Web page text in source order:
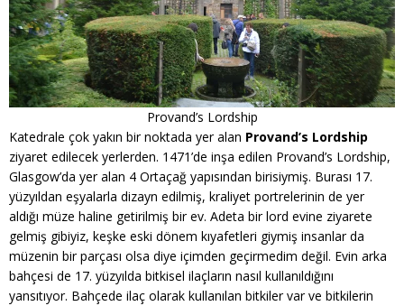
Provand’s Lordship
Katedrale çok yakın bir noktada yer alan Provand’s Lordship
ziyaret edilecek yerlerden. 1471’de inşa edilen Provand’s Lordship,
Glasgow’da yer alan 4 Ortaçağ yapısından birisiymiş. Burası 17.
yüzyıldan eşyalarla dizayn edilmiş, kraliyet portrelerinin de yer
aldığı müze haline getirilmiş bir ev. Adeta bir lord evine ziyarete
gelmiş gibiyiz, keşke eski dönem kıyafetleri giymiş insanlar da
müzenin bir parçası olsa diye içimden geçirmedim değil. Evin arka
bahçesi de 17. yüzyılda bitkisel ilaçların nasıl kullanıldığını
yansıtıyor. Bahçede ilaç olarak kullanılan bitkiler var ve bitkilerin